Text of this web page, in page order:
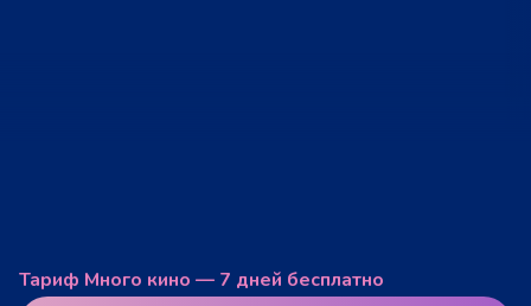
Тариф Много кино — 7 дней бесплатно